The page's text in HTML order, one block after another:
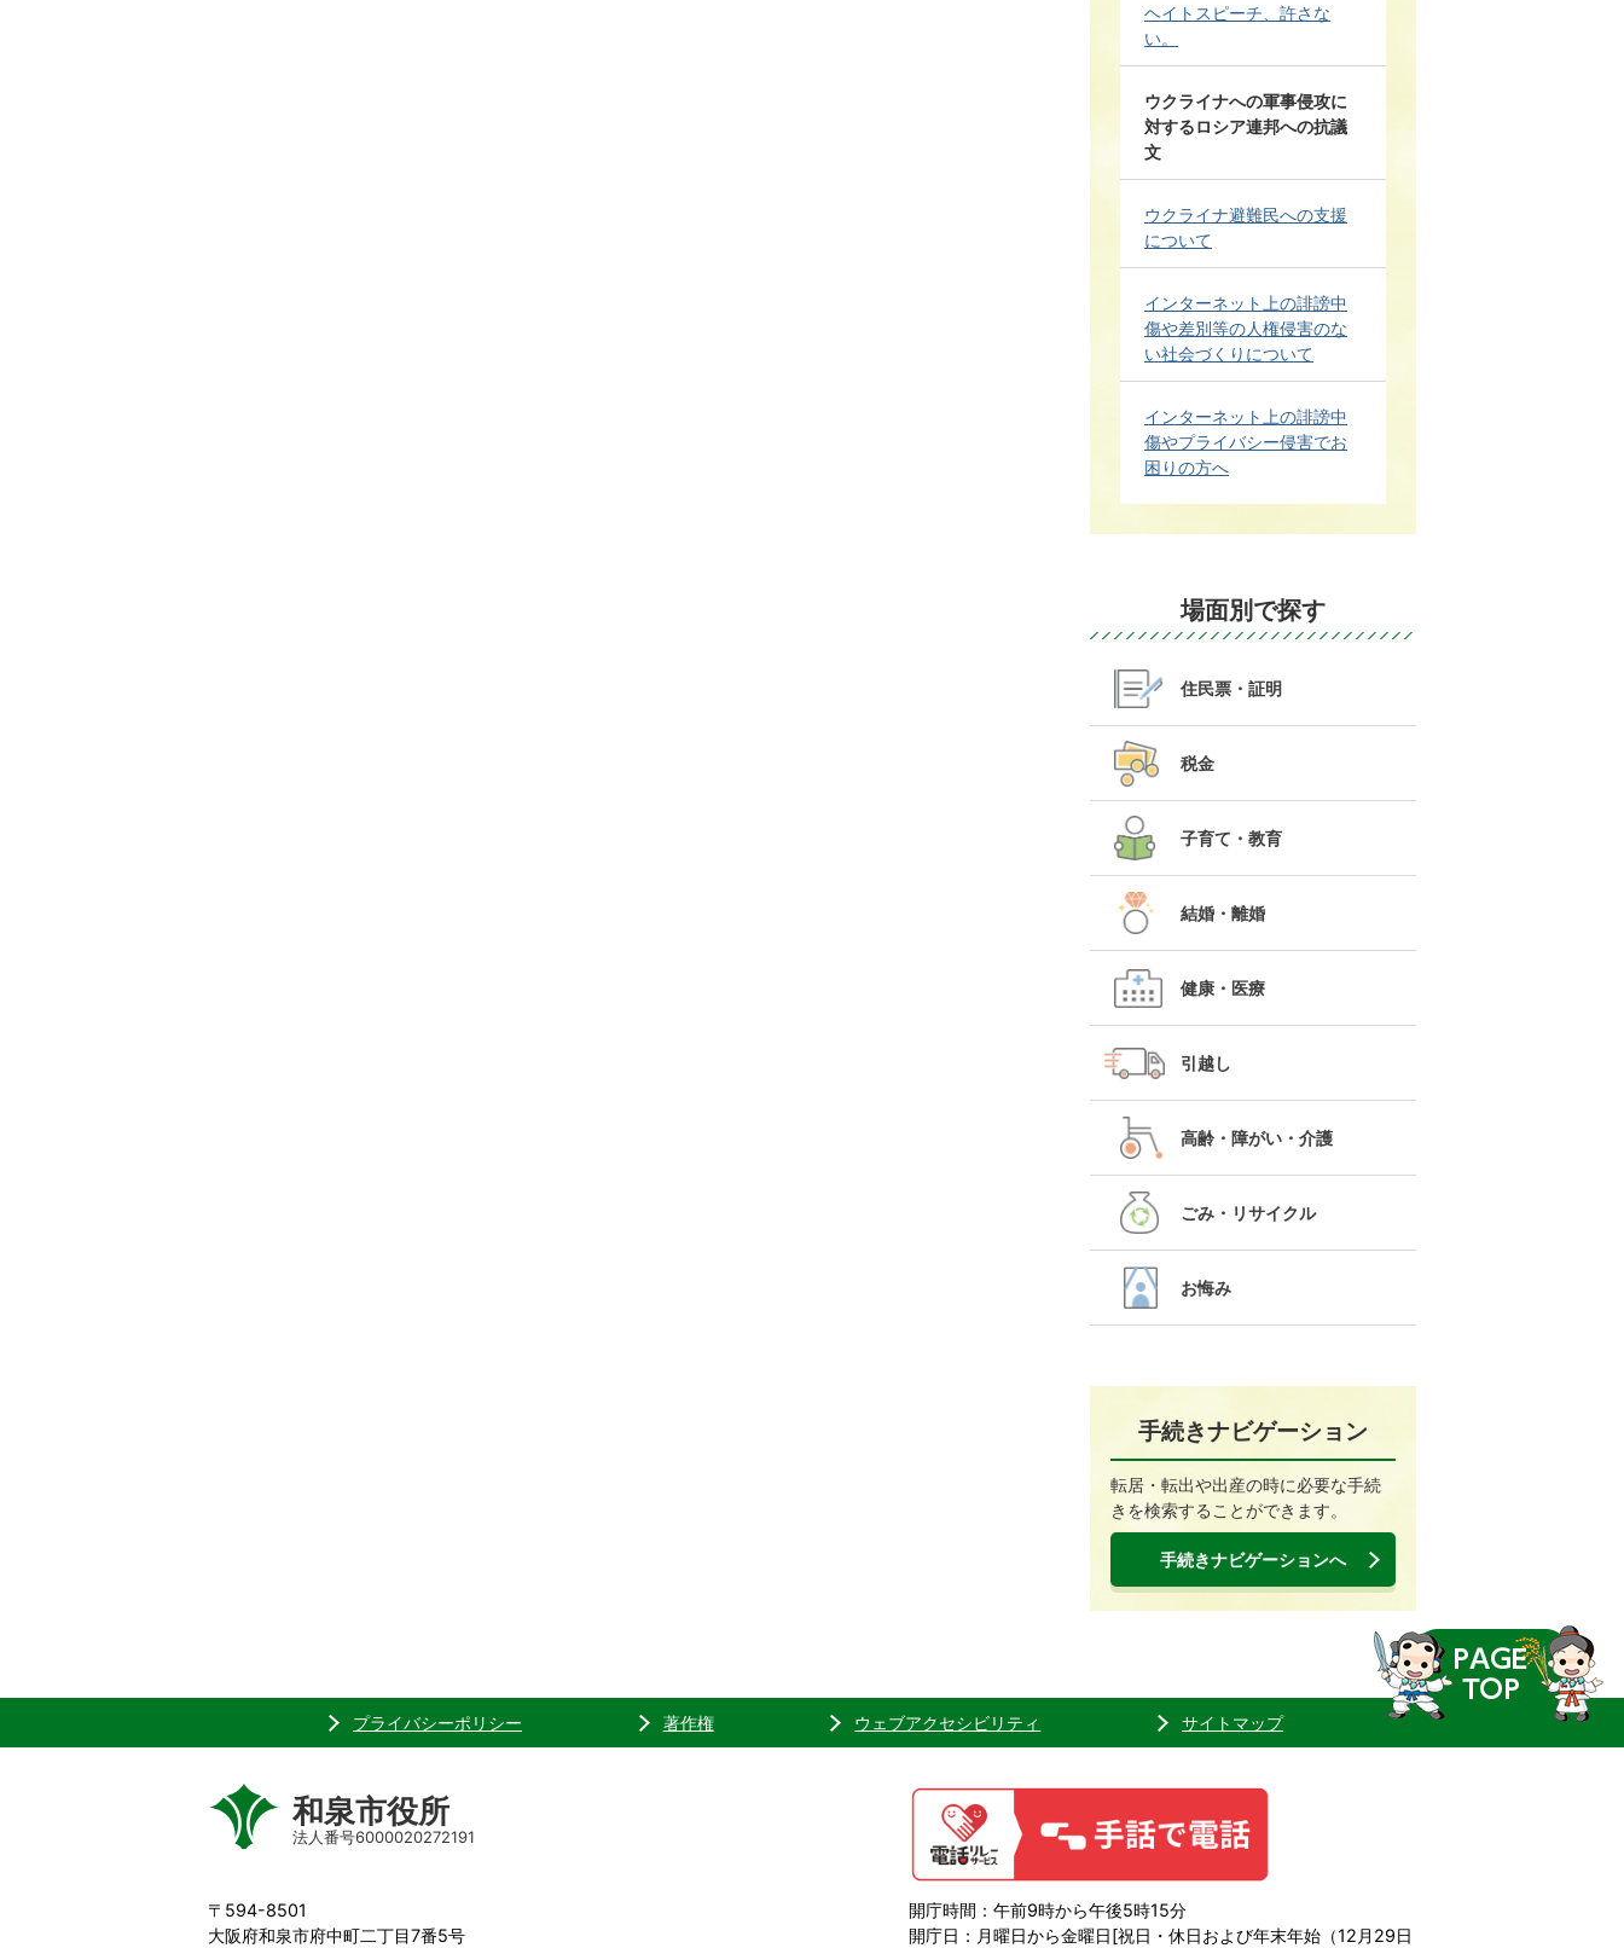
ヘイトスピーチ、許さな
い。
ウクライナへの軍事侵攻に
対するロシア連邦への抗議
文
ウクライナ避難民への支援
について
インターネット上の誹謗中
傷や差別等の人権侵害のな
い社会づくりについて
インターネット上の誹謗中
傷やプライバシー侵害でお
困りの方へ
場面別で探す
住民票・証明
税金
子育て・教育
結婚・離婚
健康・医療
引越し
高齢・障がい・介護
ごみ・リサイクル
お悔み
手続きナビゲーション
転居・転出や出産の時に必要な手続
きを検索することができます。
手続きナビゲーションへ
プライバシーポリシー 著作権 ウェブアクセシビリティ サイトマップ
和泉市役所
法人番号6000020272191
〒594-8501
大阪府和泉市府中町二丁目7番5号
開庁時間：午前9時から午後5時15分
開庁日：月曜日から金曜日[祝日・休日および年末年始（12月29日